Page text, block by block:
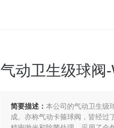
气动卫生级球阀
简要描述：本公司的气动卫生级
成。亦称气动卡箍球阀，皆经过